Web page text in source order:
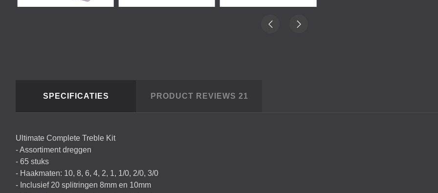
SPECIFICATIES PRODUCT REVIEWS 21
Ultimate Complete Treble Kit
- Assortiment dreggen
- 65 stuks
- Haakmaten: 10, 8, 6, 4, 2, 1, 1/0, 2/0, 3/0
- Inclusief 20 splitringen 8mm en 10mm